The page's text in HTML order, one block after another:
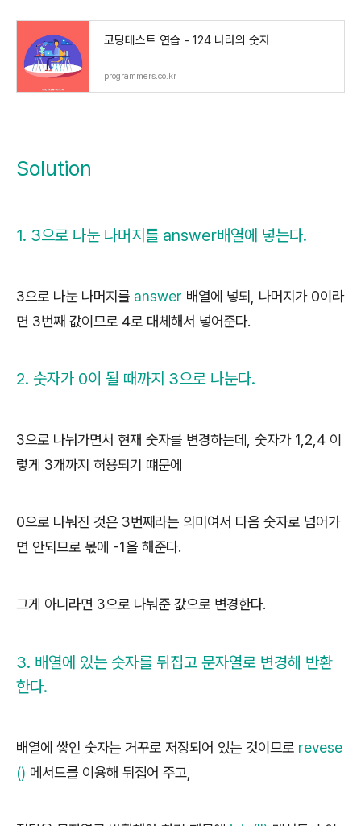
코딩테스트 연습 - 124 나라의 숫자
programmers.co.kr
Solution
1. 3으로 나눈 나머지를 answer배열에 넣는다.
3으로 나눈 나머지를 answer 배열에 넣되, 나머지가 0이라
면 3번째 값이므로 4로 대체해서 넣어준다.
2. 숫자가 0이 될 때까지 3으로 나눈다.
3으로 나눠가면서 현재 숫자를 변경하는데, 숫자가 1,2,4 이
렇게 3개까지 허용되기 떄문에
0으로 나눠진 것은 3번째라는 의미여서 다음 숫자로 넘어가
면 안되므로 몫에 -1을 해준다.
그게 아니라면 3으로 나눠준 값으로 변경한다.
3. 배열에 있는 숫자를 뒤집고 문자열로 변경해 반환
한다.
배열에 쌓인 숫자는 거꾸로 저장되어 있는 것이므로 revese
() 메서드를 이용해 뒤집어 주고,